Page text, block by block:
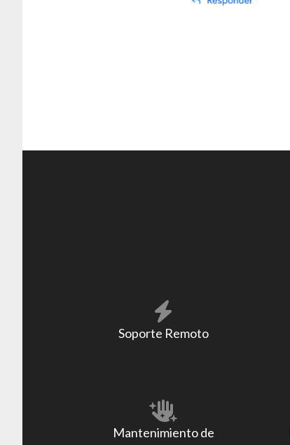
Soporte Remoto
Mantenimiento de